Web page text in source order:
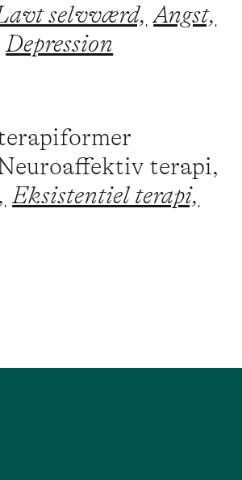
selvværd, Angst,
Depression
terapi,
Eksistentiel terapi,